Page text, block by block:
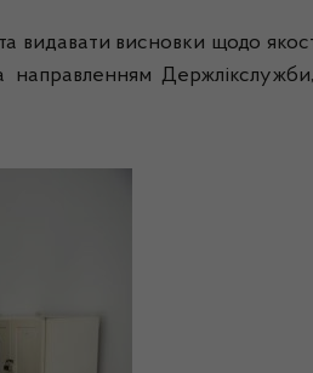
видавати висновки щодо
направленням